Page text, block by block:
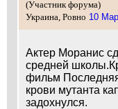
(Участник форума)
Украина, Ровно 10
Актер Моранис
средней
фильм
крови мутанта
задохнулся.